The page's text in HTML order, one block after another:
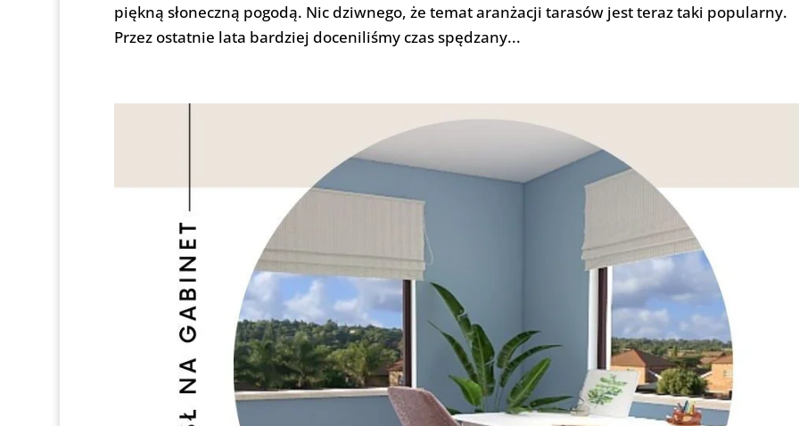
piękną słoneczną pogodą. Nic dziwnego, że temat aranżacji tarasów jest teraz taki popularny.
Przez ostatnie lata bardziej doceniliśmy czas spędzany...